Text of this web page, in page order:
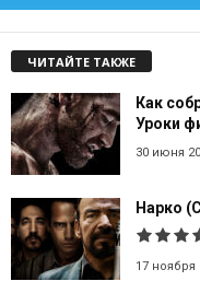
ЧИТАЙТЕ ТАКЖЕ
Как
Уроки
30 июня
Нарко
17 ноября